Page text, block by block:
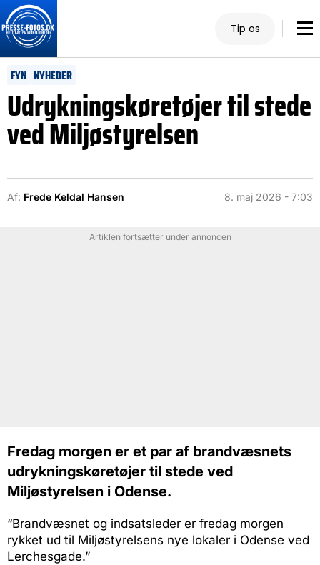
Tip os
FYN NYHEDER
Udrykningskøretøjer til stede
ved Miljøstyrelsen
Af: Frede Keldal Hansen 8. maj 2026 - 7:03
Artiklen fortsætter under annoncen
Fredag morgen er et par af brandvæsnets
udrykningskøretøjer til stede ved
Miljøstyrelsen i Odense.
“Brandvæsnet og indsatsleder er fredag morgen
rykket ud til Miljøstyrelsens nye lokaler i Odense ved
Lerchesgade.”